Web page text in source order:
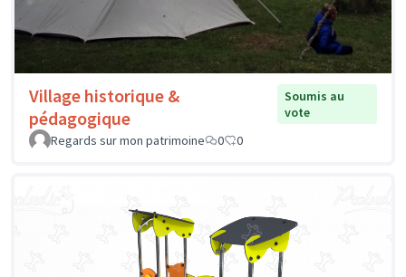
Village historique &
pédagogique
Soumis au
vote
Regards sur mon patrimoine
0 0